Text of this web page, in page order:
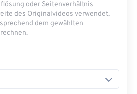
oder Seitenverhältnis
des Originalvideos verwendet,
dem gewählten